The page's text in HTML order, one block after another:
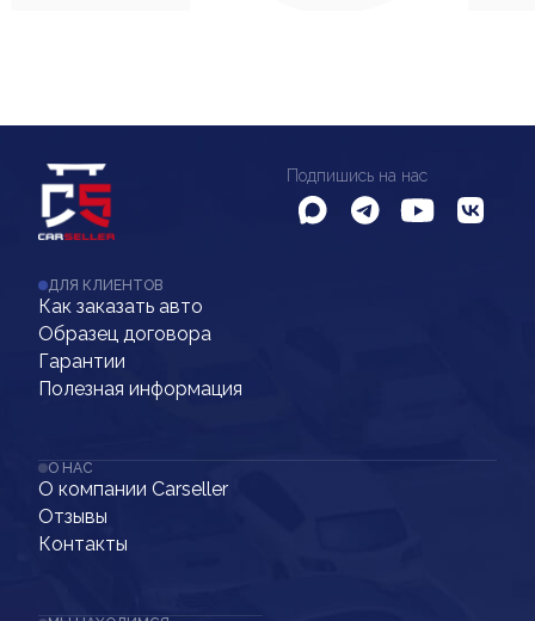
Подпишись на нас
ДЛЯ КЛИЕНТОВ
Как заказать авто
Образец договора
Гарантии
Полезная информация
О НАС
О компании Carseller
Отзывы
Контакты